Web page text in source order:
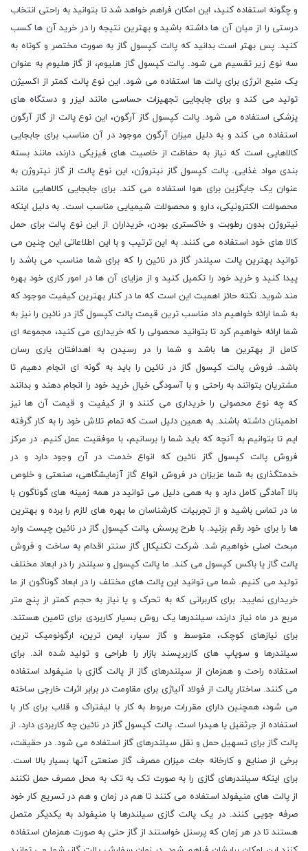
و چگونه استفاده کنید، این امکان فراهم خواهد شد تا بتوانید به راحتی انتخاب
درستی را از میان آن ها داشته باشید و بهترین نتیجه را در خرید آن ها کسب
کنید. پس بهتر است بدانید که پالت کپسول گاز به صورت مختصر و کوتاه به
سه نوع زیر تقسیم می شود. پالت کپسول گاز هلیوم، از گاز هلیوم به عنوان
یک منبع انرژی برای پالت ها استفاده می شود. این نوع پالت کمتر از اکسیژن
تولید می کند و برای جابجایی تجهیزات حساسی مانند لیزر و دستگاه های
پزشکی استفاده می شود. پالت کپسول گاز آرگون، این نوع پالت از گاز آرگون
استفاده می کند و به دلیل میزان آرگون موجود در آن مناسب برای جابجایی
کالاهایی است که نیاز به حفاظت از خاصیت های فیزیکی دارند، مانند بسته
بندی مواد غذایی. پالت کپسول گاز نیتروژن، این نوع پالت از گاز نیتروژن به
عنوان یک جایگزین برای هوا استفاده می کند. برای جابجایی کالاهایی مانند
محصولات الکترونیکی، دارو و محصولات شیمیایی مناسب است. به دلیل اینکه
نیتروژن بدون رطوبت و خاکستری بودن، خریداران از این نوع پالت برای حمل
کالا های خود استفاده می کنند. به این ترتیب و با این اطلاعاتی این چنین می
توانید بهترین پالت سیلندر گاز در نائین را که برای شما مناسب می باشد را
پیدا کنید و خرید خود را تکمیل کنید و از مزایای آن ها در امور کاری خود بهره
مند شوید. نکته حائز اهمیت این است که ما در کنار بهترین کیفیت موجود که
به شما ارائه خواهیم داد مناسب ترین قیمت پالت کپسول گاز در نائین را نیز به
شما ارائه خواهیم کرد تا بتوانید محصولی را که خریداری می کنید، مجموعه ای
کامل از بهترین ها باشد و شما را در رسیدن به اهدافتان یاری رسان
باشد. فروش پالت کپسول گاز در نائین را باید به گونه ای انجام دهیم تا
مشتریان بتوانند به راحتی و با آسودگی خیال خرید خود را انجام دهند و بدانند
که چه نوع محصولی را خریداری می کنند و از کیفیت و قیمت آن ها نیز
اطمینان داشته باشند. به همین دلیل است که تمام تلاش خود را به کار گرفته
ایم تا بتوانیم به آنچه که باید شما را برسانیم، با موفقیت عمل کنیم. در مرکز
فروش پالت کپسول گاز نائین که انواع خدمت در آن وجود دارد و در
خدمتگذاری به شما عزیزان در فروش انواع گاز آزمایشگاهی، صنعتی و خلوص
بالا آمادگی کامل دارد و به همی دلیل می توانید در همه زمینه های گوناگون با
ما در تماس باشید و از تجربیات کارشناسان ما بهره های لازم را برده و بهترین
ها را برای خود رقم بزنید. با طرح پرسش ‍پالت کپسول گاز در نائین چیست وارد
مبحث اصلی خواهیم شد. شرکت تکنیکال گاز سنتر اقدام به ساخت و فروش
پالت گاز یا باکس کپسول می کند. ما پالت کپسول و سیلندر را در ابعاد مختلف
تولید می کنیم. شما می توانید این پالت های مختلف را در ابعاد گوناگون از ما
خریداری نمایید. برای کاربرانی که به تحرک و یا نیاز به حجم کمتر از پنج متر
مربع در ماه نیاز دارند، سیلندرها یک روش بسیار کاربردی برای تامین هستند.
برای نیازهای کوچک، متوسط و گاز سیار، ایمن ترین، ارگونومیک ترین
سیلندرها و سوپاپ های کاربرپسند بازار را طراحی و تولید شده اند. برای
استفاده راحت و همزمان از سیلندرهای گاز از پالت گازی با منیفولد استفاده
می کنند. ساختار پالت از فولاد آلیاژی برای مقاومت در برابر اثرات خارجی ساخته
می شود، همچنین دارای مقررات مربوط به کار با لیفتراک و قلاب برای کار با
استفاده از جرثقیل یا هیدرا است. پالت کپسول گاز در نائین چه کاربردی دارد. از
پالت گاز برای تسهیل حمل و نقل سیلندرهای گاز استفاده می شود. در حقیقت،
برخی از صنایع و کارخانه جات میزان مصرف گاز صنعتی آنها بسیار بالا است.
برای اینکه سیلندرهای گازی را به صورت تک به تک به محل مصرف حمل نکنند
از پالت های منیفولد استفاده می کنند تا هم در زمان و هم در تسریع کار خود
صرفه جویی کنند. در یک پالت گازی سیلندرها با منیفولد به یکدیگر متصل
هستند تا در هر زمان که پرسنل خواستند از گاز حتی به صورت همزمان استفاده